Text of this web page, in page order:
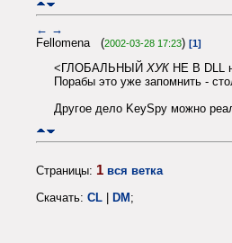
← →
Fellomena (2002-03-28 17:23) [1]
<ГЛОБАЛЬНЫЙ ХУК НЕ В DLL
Порабы это уже запомнить -
Другое дело KeySpy можно
Страницы: 1 вся ветка
Скачать: CL DM ;